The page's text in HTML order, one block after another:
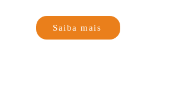
Saiba mais